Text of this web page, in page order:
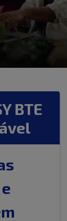
BTE